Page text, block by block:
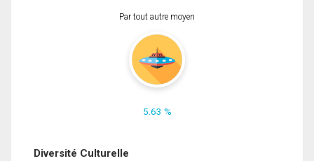
Par tout autre moyen
5.63 %
Diversité Culturelle